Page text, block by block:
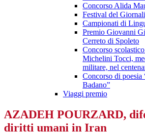
Concorso Alida
Festival del
Campionati di
Premio Giovanni
Cerreto di Spoleto
Concorso
Michelini Tocci,
militare, nel
Concorso di poesia
Badano”
Viaggi premio
AZADEH POURZARD,
diritti umani in Iran